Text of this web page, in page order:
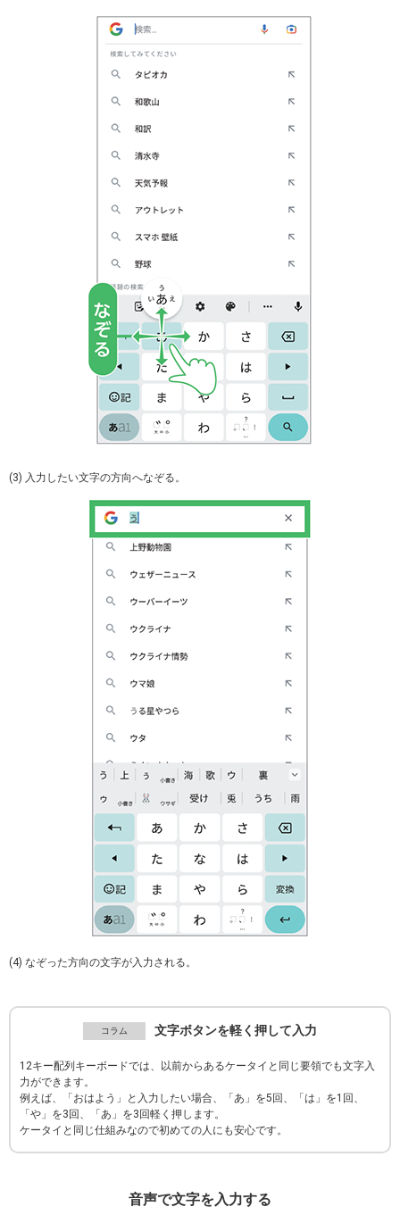
(3) 入力したい文字の方向へなぞる。
(4) なぞった方向の文字が入力される。
文字ボタンを軽く押して入力
12キー配列キーボードでは、以前からあるケータイと同じ要領でも文字入
力ができます。
例えば、「おはよう」と入力したい場合、「あ」を5回、「は」を1回、
「や」を3回、「あ」を3回軽く押します。
ケータイと同じ仕組みなので初めての人にも安心です。
音声で文字を入力する